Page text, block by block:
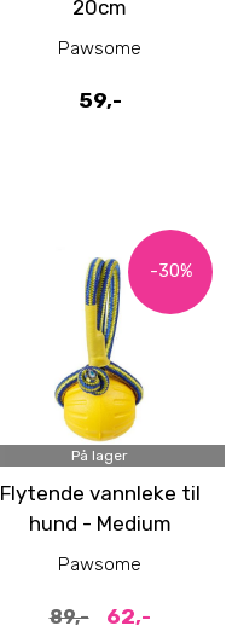
20cm
Pawsome
59,-
-30%
På lager
Flytende vannleke til
hund - Medium
Pawsome
89,- 62,-